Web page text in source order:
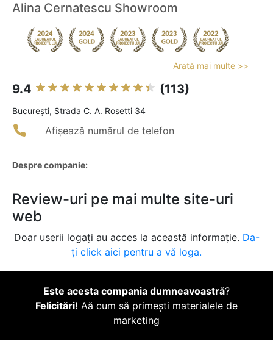
Alina Cernatescu Showroom
Arată mai multe >>
9.4 (113)
Bucureşti, Strada C. A. Rosetti 34
Afișează numărul de telefon
Despre companie:
Review-uri pe mai multe site-uri
web
Doar userii logați au acces la această informație. Da-
ți click aici pentru a vă loga.
Este acesta compania dumneavoastră?
Felicitări! Aă cum să primești materialele de
marketing